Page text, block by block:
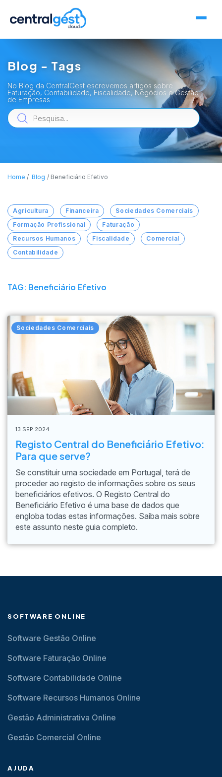
Blog - Tags
No Blog da CentralGest escrevemos artigos sobre
Faturação, Contabilidade, Fiscalidade, Negócios e Gestão
de Empresas
Home Blog Beneficiário Efetivo
Agricultura Financeira
Sociedades Comerciais
Formação Profissional
Faturação
Recursos Humanos
Fiscalidade
Comercial
Contabilidade
TAG: Beneficiário Efetivo
Sociedades Comerciais
13 SEP 2024
Registo Central do Beneficiário Efetivo:
Para que serve?
Se constituir uma sociedade em Portugal, terá de
proceder ao registo de informações sobre os seus
beneficiários efetivos. O Registo Central do
Beneficiário Efetivo é uma base de dados que
engloba todas estas informações. Saiba mais sobre
este assunto neste guia completo.
SOFTWARE ONLINE
Software Gestão Online
Software Faturação Online
Software Contabilidade Online
Software Recursos Humanos Online
Gestão Administrativa Online
Gestão Comercial Online
AJUDA